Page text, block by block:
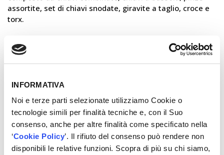
INFORMATIVA
Noi e terze parti selezionate utilizziamo Cookie o
tecnologie simili per finalità tecniche e, con il Suo
consenso, anche per altre finalità come specificato nella
‘Cookie Policy’. Il rifiuto del consenso può rendere non
disponibili le relative funzioni. Scopra di più su chi siamo,
assortite, set di chiavi snodate, giravite a taglio, croce e
torx.
VUOI CONOSCERE IL PREZZO?
Contattaci!
×
REGISTRATI